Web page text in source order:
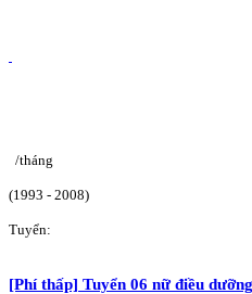
/tháng
(1993 - 2008)
Tuyển:
[Phí thấp] Tuyển 06 nữ điều